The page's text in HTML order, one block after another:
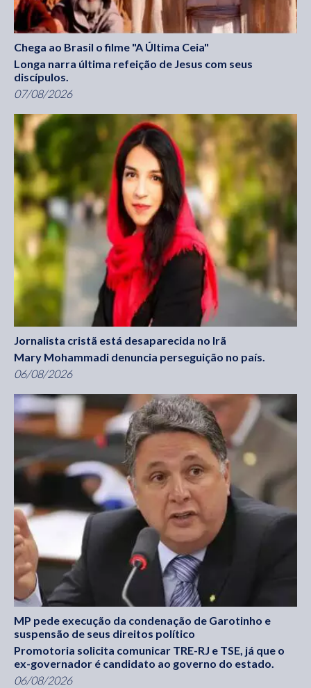
Chega ao Brasil o filme "A Última Ceia"
Longa narra última refeição de Jesus com seus
discípulos.
07/08/2026
Jornalista cristã está desaparecida no Irã
Mary Mohammadi denuncia perseguição no país.
06/08/2026
MP pede execução da condenação de Garotinho e
suspensão de seus direitos político
Promotoria solicita comunicar TRE-RJ e TSE, já que o
ex-governador é candidato ao governo do estado.
06/08/2026